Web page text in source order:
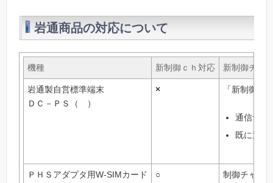
岩通商品の対応について
機種 新制御ｃｈ対応 新制御チャ
岩通製自営標準端末
ＤＣ－ＰＳ（ ）
× 「新制御チ
通信サー
既に通信
ＰＨＳアダプタ用W-SIMカード
○ 制御チャネ